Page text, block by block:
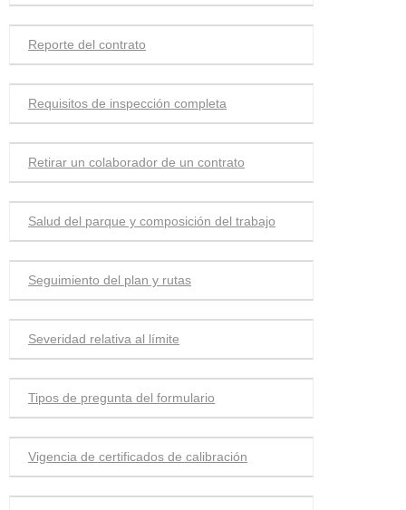
Reporte del contrato
Requisitos de inspección completa
Retirar un colaborador de un contrato
Salud del parque y composición del trabajo
Seguimiento del plan y rutas
Severidad relativa al límite
Tipos de pregunta del formulario
Vigencia de certificados de calibración